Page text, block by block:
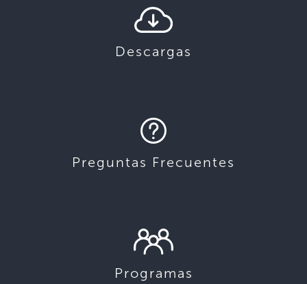
Descargas
Preguntas Frecuentes
Programas